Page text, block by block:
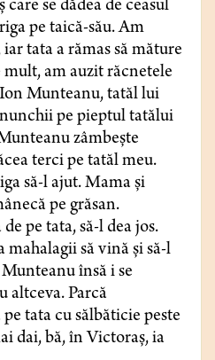
se dădea de ceasul
pe taică-său. Am
tata a rămas să măture
mult, am auzit răcnetele
Munteanu, tatăl lui
pe pieptul tatălui
zâmbește
terci pe tatăl meu.
să-l ajut. Mama și
pe grăsan.
pe tata, să-l dea jos.
mahalagii să vină și să-l
însă i se
altceva. Parcă
tata cu sălbăticie peste
dai, bă, în Victoraș, ia